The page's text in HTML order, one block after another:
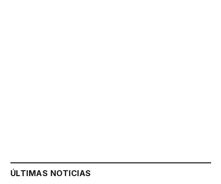
ÚLTIMAS NOTICIAS